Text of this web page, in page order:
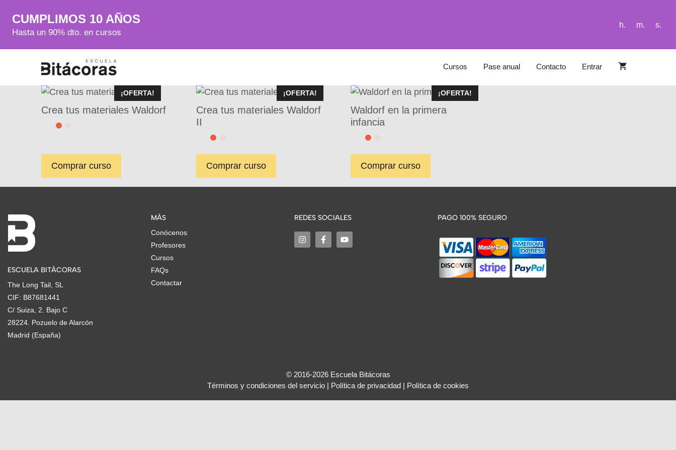
CUMPLIMOS 10 AÑOS
Hasta un 90% dto. en cursos
h. m. s.
Cursos Pase anual Contacto Entrar
¡OFERTA!
Crea tus materiales Waldorf
Comprar curso
¡OFERTA!
Crea tus materiales Waldorf
II
Comprar curso
¡OFERTA!
Waldorf en la primera
infancia
Comprar curso
ESCUELA BITÁCORAS
The Long Tail, SL
CIF: B87681441
C/ Suiza, 2. Bajo C
28224. Pozuelo de Alarcón
Madrid (España)
MÁS
Conócenos
Profesores
Cursos
FAQs
Contactar
REDES SOCIALES PAGO 100% SEGURO
© 2016-2026 Escuela Bitácoras
Términos y condiciones del servicio | Política de privacidad | Política de cookies